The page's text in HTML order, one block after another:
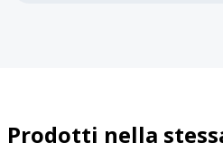
Prodotti nella